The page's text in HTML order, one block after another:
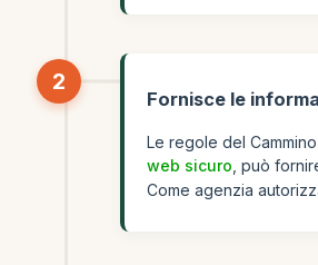
2
Fornisce le
Le regole del
web sicuro , può
Come agenzia